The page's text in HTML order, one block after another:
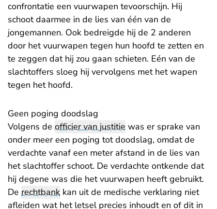
confrontatie een vuurwapen tevoorschijn. Hij
schoot daarmee in de lies van één van de
jongemannen. Ook bedreigde hij de 2 anderen
door het vuurwapen tegen hun hoofd te zetten en
te zeggen dat hij zou gaan schieten. Eén van de
slachtoffers sloeg hij vervolgens met het wapen
tegen het hoofd.
Geen poging doodslag
Volgens de officier van justitie was er sprake van
onder meer een poging tot doodslag, omdat de
verdachte vanaf een meter afstand in de lies van
het slachtoffer schoot. De verdachte ontkende dat
hij degene was die het vuurwapen heeft gebruikt.
De rechtbank kan uit de medische verklaring niet
afleiden wat het letsel precies inhoudt en of dit in